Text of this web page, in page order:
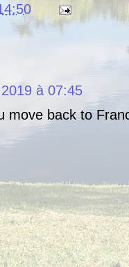
à 07:45
move back to